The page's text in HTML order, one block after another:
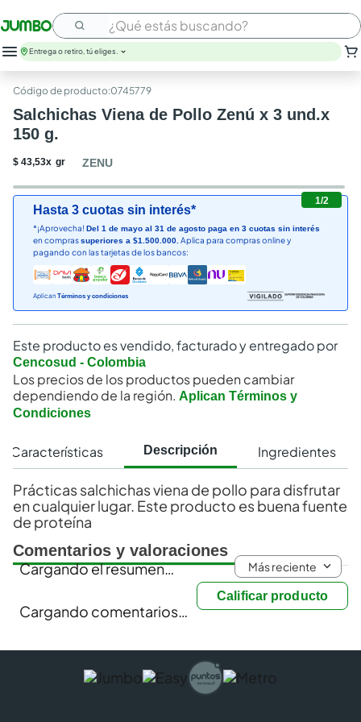
¿Qué estás buscando?
Entrega o retiro, tú eliges.
:0745779
Salchichas Viena de Pollo Zenú x 3 und.x
150 g.
$ 43,53x gr ZENU
1/2
Hasta 3 cuotas sin interés*
*¡Aprovecha! Del 1 de mayo al 31 de agosto paga en 3 cuotas sin interés
en comprassuperiores a $1.500.000. Aplica para compras online y
pagando con las tarjetas de los bancos:
Aplican Términos y condiciones
Este producto es vendido, facturado y entregado por
Cencosud - Colombia
Los precios de los productos pueden cambiar
dependiendo de la región. Aplican Términos y
Condiciones
Características Descripción Ingredientes
Prácticas salchichas viena de pollo para disfrutar
en cualquier lugar. Este producto es buena fuente
de proteína
Comentarios y valoraciones
Calificar producto
Cargando el resumen… Más reciente
Cargando comentarios…